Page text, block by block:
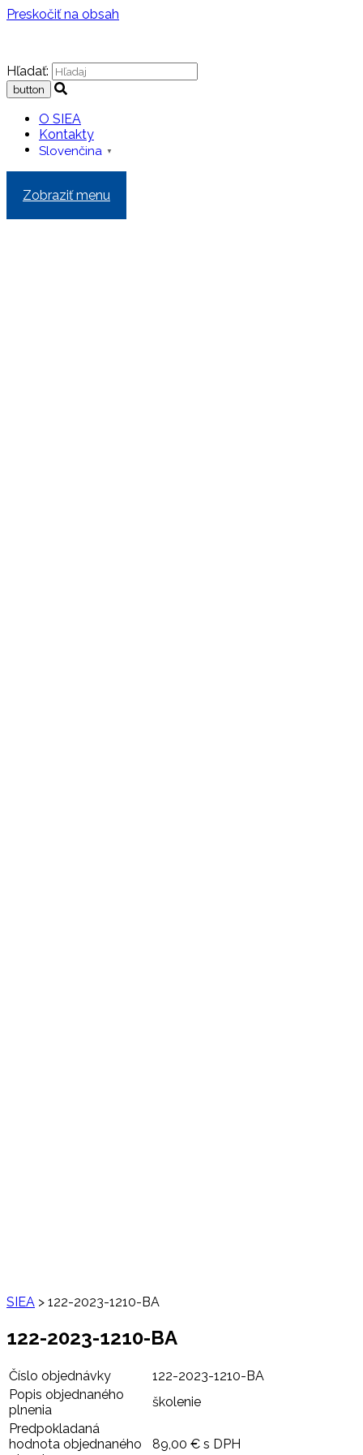
Preskočiť na obsah
Hľadať:
O SIEA
Kontakty
Slovenčina ▼
Zobraziť menu
SIEA > 122-2023-1210-BA
122-2023-1210-BA
Číslo objednávky
122-2023-1210-BA
Popis objednaného
plnenia
školenie
Predpokladaná
hodnota objednaného
89,00 € s DPH